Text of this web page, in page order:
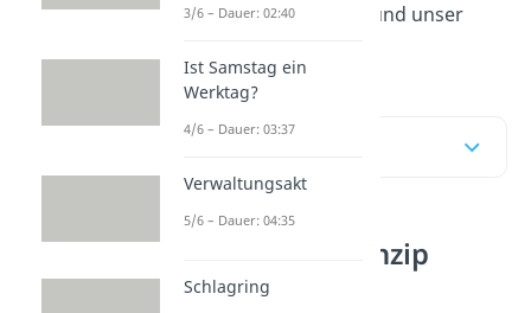
schau dir diesen Artikel und unser
Abstraktionsprinzip
einfach erklärt
3/6 – Dauer: 02:40
Ist Samstag ein
Werktag?
4/6 – Dauer: 03:37
Verwaltungsakt
5/6 – Dauer: 04:35
Schlagring